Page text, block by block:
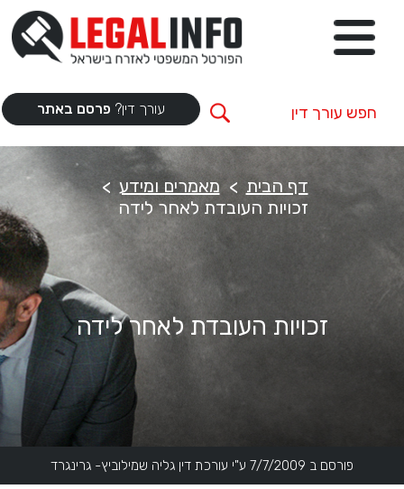
עורך דין? פרסם באתר
דף הבית
מאמרים ומידע
זכויות העובדת לאחר לידה
זכויות העובדת לאחר לידה
פורסם ב 7/7/2009 ע"י עורכת דין גליה שמילוביץ- גרינגרד